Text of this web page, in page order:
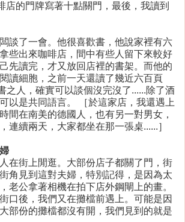
店的門牌寫著十點關門，最後，我讀到
談了一會。他很喜歡書，他說家裡有六
些出來咖啡店，間中有些人留下來較好
先讀完，才又放回店裡的書架。而他的
讀細胞，之前一天還讀了幾近六百頁
之人，確實可以談個沒完沒了......除了酒
以是共同語言。 ［於這家店，我還遇上
間在南美的德國人，也有另一對男女，
連續兩天，大家都坐在那一張桌......］
在街上閒逛。大部份店子都關了門，街
角見到這對夫婦，特別記得，是因為太
老公拿著相機在拍下店外鋼閘上的畫。
口後，我們又在攤檔前遇上。可能是因
部份的攤檔都沒有開，我們見到的就是